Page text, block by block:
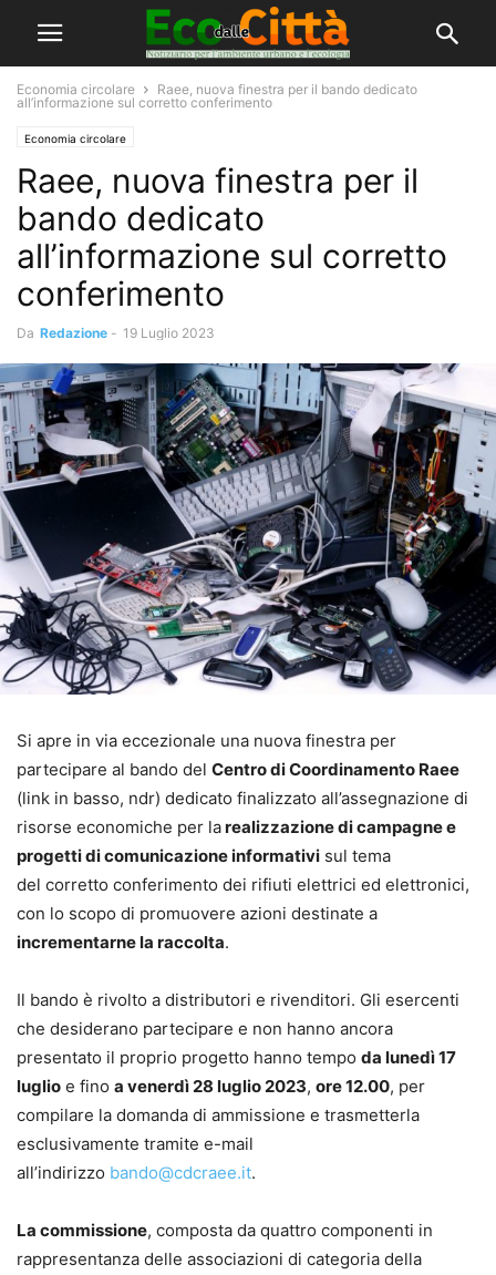
Economia circolare
Raee, nuova finestra per il bando dedicato
all’informazione sul corretto conferimento
Economia circolare
Raee, nuova finestra per il
bando dedicato
all’informazione sul corretto
conferimento
Da Redazione - 19 Luglio 2023
Si apre in via eccezionale una nuova finestra per
partecipare al bando del Centro di Coordinamento Raee
(link in basso, ndr) dedicato finalizzato all’assegnazione di
risorse economiche per larealizzazione di campagne e
progetti di comunicazione informativi sul tema
del corretto conferimento dei rifiuti elettrici ed elettronici,
con lo scopo di promuovere azioni destinate a
incrementarne la raccolta.
Il bando è rivolto a distributori e rivenditori. Gli esercenti
che desiderano partecipare e non hanno ancora
presentato il proprio progetto hanno tempo da lunedì 17
luglio e fino a venerdì 28 luglio 2023, ore 12.00, per
compilare la domanda di ammissione e trasmetterla
esclusivamente tramite e-mail
all’indirizzo bando@cdcraee.it.
La commissione, composta da quattro componenti in
rappresentanza delle associazioni di categoria della